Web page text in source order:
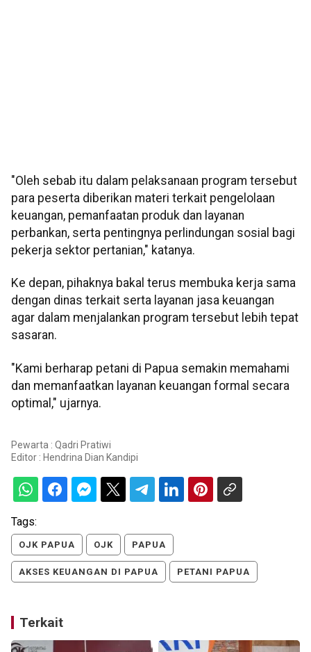
"Oleh sebab itu dalam pelaksanaan program tersebut
para peserta diberikan materi terkait pengelolaan
keuangan, pemanfaatan produk dan layanan
perbankan, serta pentingnya perlindungan sosial bagi
pekerja sektor pertanian," katanya.
Ke depan, pihaknya bakal terus membuka kerja sama
dengan dinas terkait serta layanan jasa keuangan
agar dalam menjalankan program tersebut lebih tepat
sasaran.
"Kami berharap petani di Papua semakin memahami
dan memanfaatkan layanan keuangan formal secara
optimal," ujarnya.
Pewarta : Qadri Pratiwi
Editor : Hendrina Dian Kandipi
Tags:
OJK PAPUA OJK PAPUA
AKSES KEUANGAN DI PAPUA PETANI PAPUA
Terkait